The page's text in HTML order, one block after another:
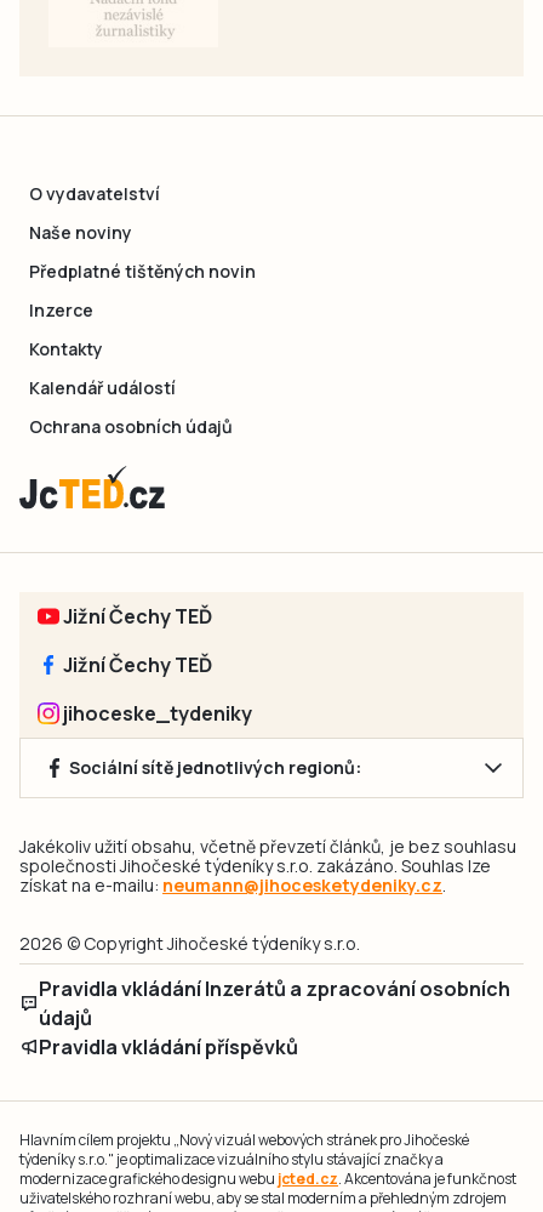
O vydavatelství
Naše noviny
Předplatné tištěných novin
Inzerce
Kontakty
Kalendář událostí
Ochrana osobních údajů
Jižní Čechy TEĎ
Jižní Čechy TEĎ
jihoceske_tydeniky
Sociální sítě jednotlivých regionů:
Jakékoliv užití obsahu, včetně převzetí článků, je bez souhlasu
společnosti Jihočeské týdeníky s.r.o. zakázáno. Souhlas lze
získat na e-mailu: neumann@jihocesketydeniky.cz
2026 © Copyright Jihočeské týdeníky s.r.o.
Pravidla vkládání Inzerátů a zpracování osobních
údajů
Pravidla vkládání příspěvků
Hlavním cílem projektu „Nový vizuál webových stránek pro Jihočeské
týdeníky s.r.o." je optimalizace vizuálního stylu stávající značky a
modernizace grafického designu webu jcted.cz. Akcentována je funkčnost
uživatelského rozhraní webu, aby se stal moderním a přehledným zdrojem